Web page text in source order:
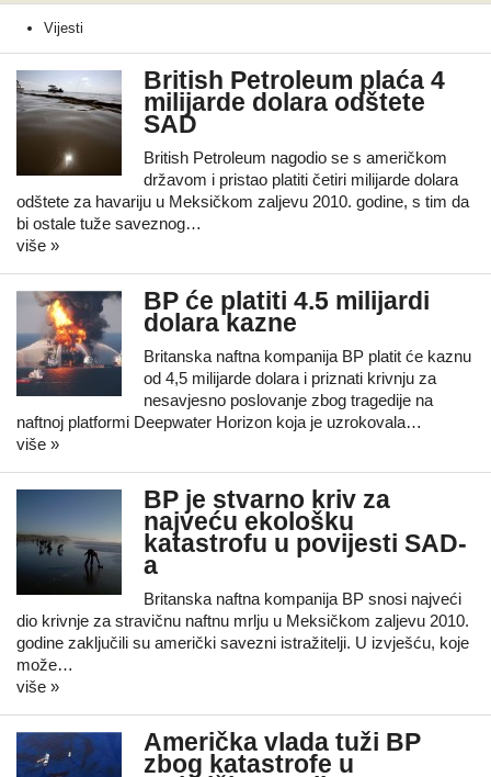
Vijesti
British Petroleum plaća 4
milijarde dolara odštete
SAD
British Petroleum nagodio se s američkom
državom i pristao platiti četiri milijarde dolara
odštete za havariju u Meksičkom zaljevu 2010. godine, s tim da
bi ostale tuže saveznog…
više »
BP će platiti 4.5 milijardi
dolara kazne
Britanska naftna kompanija BP platit će kaznu
od 4,5 milijarde dolara i priznati krivnju za
nesavjesno poslovanje zbog tragedije na
naftnoj platformi Deepwater Horizon koja je uzrokovala…
više »
BP je stvarno kriv za
najveću ekološku
katastrofu u povijesti SAD-
a
Britanska naftna kompanija BP snosi najveći
dio krivnje za stravičnu naftnu mrlju u Meksičkom zaljevu 2010.
godine zaključili su američki savezni istražitelji. U izvješću, koje
može…
više »
Američka vlada tuži BP
zbog katastrofe u